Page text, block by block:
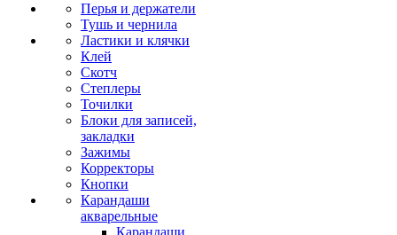
Перья и держатели
Тушь и чернила
Ластики и клячки
Клей
Скотч
Степлеры
Точилки
Блоки для записей,
закладки
Зажимы
Корректоры
Кнопки
Карандаши
акварельные
Карандаши